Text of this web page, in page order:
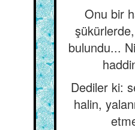
Onu bir
bulundu...
Dediler ki:
halin,